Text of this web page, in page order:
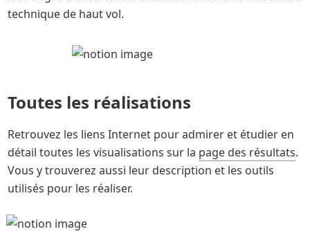
Toutes les réalisations
Retrouvez les liens Internet pour admirer et étudier en
détail toutes les visualisations sur la page des résultats.
Vous y trouverez aussi leur description et les outils
utilisés pour les réaliser.